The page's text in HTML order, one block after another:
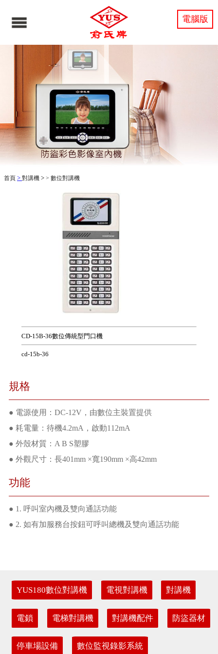
電腦版
首頁 > 對講機 > > 數位對講機
CD-15B-36數位傳統型門口機
cd-15b-36
規格
● 電源使用：DC-12V，由數位主裝置提供
● 耗電量：待機4.2mA，啟動112mA
● 外殼材質：A B S塑膠
● 外觀尺寸：長401mm ×寬190mm ×高42mm
功能
● 1. 呼叫室內機及雙向通話功能
● 2. 如有加服務台按鈕可呼叫總機及雙向通話功能
YUS180數位對講機 電視對講機 對講機
電鎖 電梯對講機 對講機配件 防盜器材
停車場設備 數位監視錄影系統